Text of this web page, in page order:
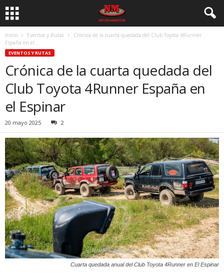
Inicio Eventos y Rutas
Crónica de la cuarta quedada del Club Toyota 4Runner
España en el...
EVENTOS Y RUTAS
Crónica de la cuarta quedada del
Club Toyota 4Runner España en
el Espinar
20 mayo 2025 2
Cuarta quedada anual del Club Toyota 4Runner en El Espinar